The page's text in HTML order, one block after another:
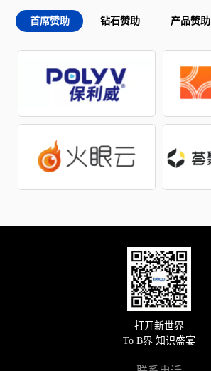
首席赞助 钻石赞助 产品赞助
打开新世界
To B界 知识盛宴